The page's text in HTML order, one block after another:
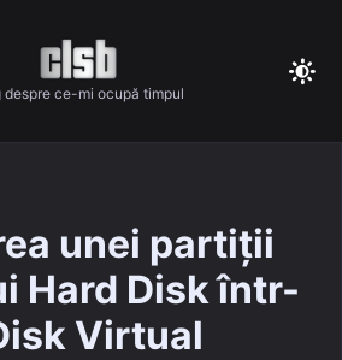
despre ce-mi ocupă timpul
unei partiții
Hard Disk într-
Virtual